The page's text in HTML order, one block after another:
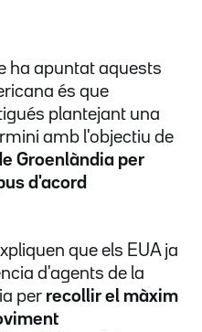
ha apuntat aquests
és que
plantejant una
amb l'objectiu de
Groenlàndia per
d'acord
que els EUA ja
d'agents de la
per recollir el màxim